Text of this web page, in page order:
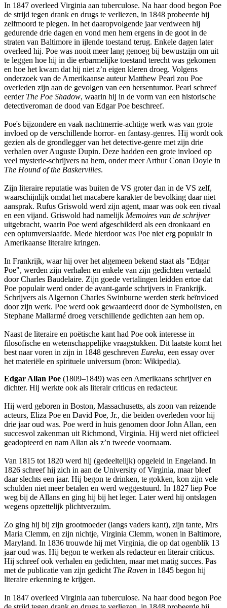
In 1847 overleed Virginia aan tuberculose. Na haar dood begon Poe
de strijd tegen drank en drugs te verliezen, in 1848 probeerde hij
zelfmoord te plegen. In het daaropvolgende jaar verdween hij
gedurende drie dagen en vond men hem ergens in de goot in de
straten van Baltimore in ijlende toestand terug. Enkele dagen later
overleed hij. Poe was nooit meer lang genoeg bij bewustzijn om uit
te leggen hoe hij in die erbarmelijke toestand terecht was gekomen
en hoe het kwam dat hij niet z’n eigen kleren droeg. Volgens
onderzoek van de Amerikaanse auteur Matthew Pearl zou Poe
overleden zijn aan de gevolgen van een hersentumor. Pearl schreef
eerder The Poe Shadow, waarin hij in de vorm van een historische
detectiveroman de dood van Edgar Poe beschreef.
Poe's bijzondere en vaak nachtmerrie-achtige werk was van grote
invloed op de verschillende horror- en fantasy-genres. Hij wordt ook
gezien als de grondlegger van het detective-genre met zijn drie
verhalen over Auguste Dupin. Deze hadden een grote invloed op
veel mysterie-schrijvers na hem, onder meer Arthur Conan Doyle in
The Hound of the Baskervilles.
Zijn literaire reputatie was buiten de VS groter dan in de VS zelf,
waarschijnlijk omdat het macabere karakter de bevolking daar niet
aansprak. Rufus Griswold werd zijn agent, maar was ook een rivaal
en een vijand. Griswold had namelijk Memoires van de schrijver
uitgebracht, waarin Poe werd afgeschilderd als een dronkaard en
een opiumverslaafde. Mede hierdoor was Poe niet erg populair in
Amerikaanse literaire kringen.
In Frankrijk, waar hij over het algemeen bekend staat als "Edgar
Poe", werden zijn verhalen en enkele van zijn gedichten vertaald
door Charles Baudelaire. Zijn goede vertalingen leidden ertoe dat
Poe populair werd onder de avant-garde schrijvers in Frankrijk.
Schrijvers als Algernon Charles Swinburne werden sterk beïnvloed
door zijn werk. Poe werd ook gewaardeerd door de Symbolisten, en
Stephane Mallarmé droeg verschillende gedichten aan hem op.
Naast de literaire en poëtische kant had Poe ook interesse in
filosofische en wetenschappelijke vraagstukken. Dit laatste komt het
best naar voren in zijn in 1848 geschreven Eureka, een essay over
het materiële en spirituele universum (bron: Wikipedia).
Edgar Allan Poe (1809–1849) was een Amerikaans schrijver en
dichter. Hij werkte ook als literair criticus en redacteur.
Hij werd geboren in Boston, Massachusetts, als zoon van reizende
acteurs, Eliza Poe en David Poe, Jr., die beiden overleden voor hij
drie jaar oud was. Poe werd in huis genomen door John Allan, een
succesvol zakenman uit Richmond, Virginia. Hij werd niet officieel
geadopteerd en nam Allan als z’n tweede voornaam.
Van 1815 tot 1820 werd hij (gedeeltelijk) opgeleid in Engeland. In
1826 schreef hij zich in aan de University of Virginia, maar bleef
daar slechts een jaar. Hij begon te drinken, te gokken, kon zijn vele
schulden niet meer betalen en werd weggestuurd. In 1827 liep Poe
weg bij de Allans en ging hij bij het leger. Later werd hij ontslagen
wegens opzettelijk plichtverzuim.
Zo ging hij bij zijn grootmoeder (langs vaders kant), zijn tante, Mrs
Maria Clemm, en zijn nichtje, Virginia Clemm, wonen in Baltimore,
Maryland. In 1836 trouwde hij met Virginia, die op dat ogenblik 13
jaar oud was. Hij begon te werken als redacteur en literair criticus.
Hij schreef ook verhalen en gedichten, maar met matig succes. Pas
met de publicatie van zijn gedicht The Raven in 1845 begon hij
literaire erkenning te krijgen.
In 1847 overleed Virginia aan tuberculose. Na haar dood begon Poe